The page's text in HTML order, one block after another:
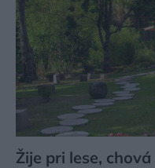
Žije pri lese,